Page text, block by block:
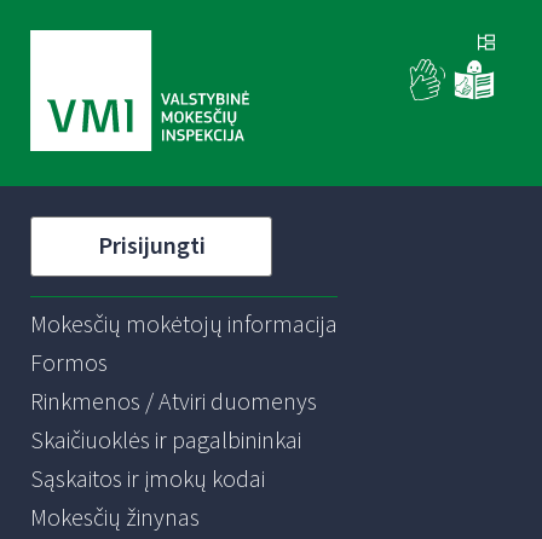
Prisijungti
Mokesčių mokėtojų informacija
Formos
Rinkmenos / Atviri duomenys
Skaičiuoklės ir pagalbininkai
Sąskaitos ir įmokų kodai
Mokesčių žinynas